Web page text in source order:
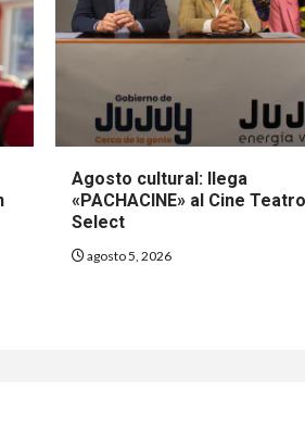
Agosto cultural: llega
«PACHACINE» al Cine
Select
agosto 5, 2026